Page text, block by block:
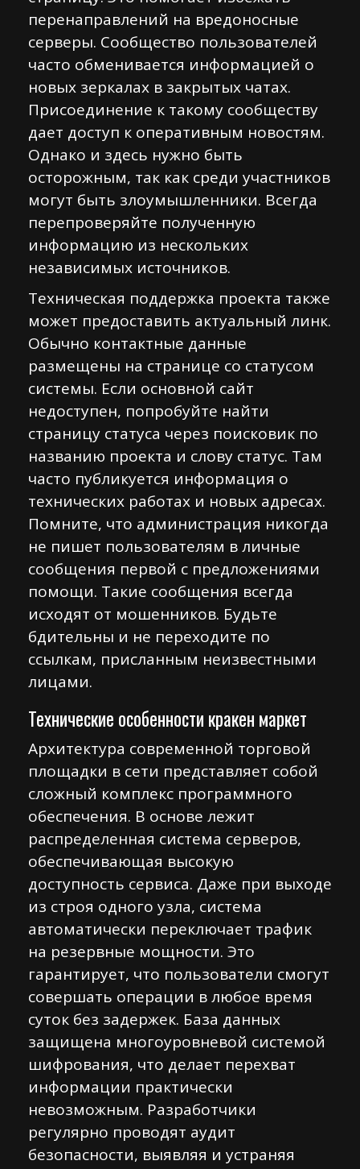
перенаправлений на вредоносные
серверы. Сообщество пользователей
часто обменивается информацией о
новых зеркалах в закрытых чатах.
Присоединение к такому сообществу
дает доступ к оперативным новостям.
Однако и здесь нужно быть
осторожным, так как среди участников
могут быть злоумышленники. Всегда
перепроверяйте полученную
информацию из нескольких
независимых источников.
Техническая поддержка проекта также
может предоставить актуальный линк.
Обычно контактные данные
размещены на странице со статусом
системы. Если основной сайт
недоступен, попробуйте найти
страницу статуса через поисковик по
названию проекта и слову статус. Там
часто публикуется информация о
технических работах и новых адресах.
Помните, что администрация никогда
не пишет пользователям в личные
сообщения первой с предложениями
помощи. Такие сообщения всегда
исходят от мошенников. Будьте
бдительны и не переходите по
ссылкам, присланным неизвестными
лицами.
Технические особенности кракен маркет
Архитектура современной торговой
площадки в сети представляет собой
сложный комплекс программного
обеспечения. В основе лежит
распределенная система серверов,
обеспечивающая высокую
доступность сервиса. Даже при выходе
из строя одного узла, система
автоматически переключает трафик
на резервные мощности. Это
гарантирует, что пользователи смогут
совершать операции в любое время
суток без задержек. База данных
защищена многоуровневой системой
шифрования, что делает перехват
информации практически
невозможным. Разработчики
регулярно проводят аудит
безопасности, выявляя и устраняя